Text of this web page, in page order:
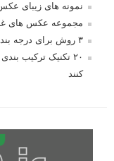
نمونه های زیبای
مجموعه عکس های
۳ روش برای درجه بندی و تنظیم دقیق رنگ در فتوشاپ
۲۰ تکنیک ترکیب
کنند